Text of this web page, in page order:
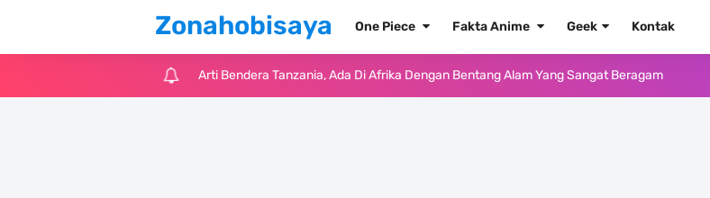
Zonahobisaya One Piece Fakta Anime Geek Kontak
Cara Pindahkan WA Dari Android Ke Iphone, Sangat Gampang Untuk Kamu Lakukan